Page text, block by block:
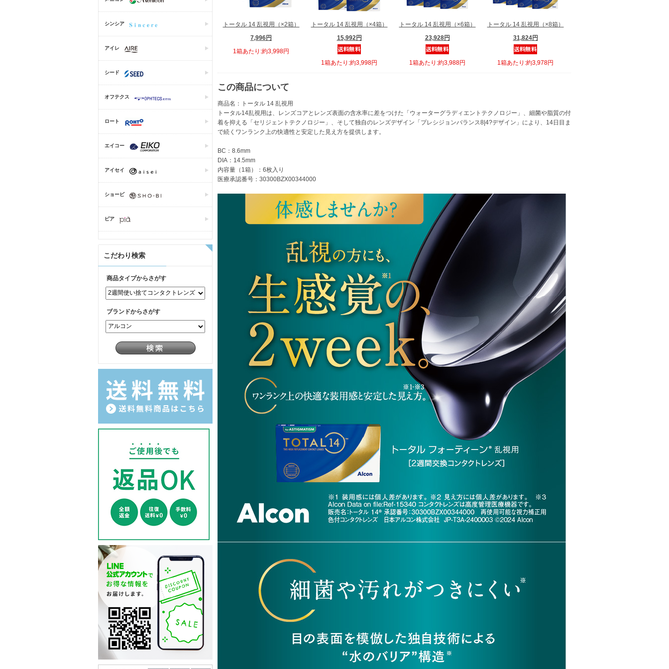
シンシア
アイレ
シード
オフテクス
ロート
エイコー
アイセイ
ショービ
ピア
こだわり検索
商品タイプからさがす
ブランドからさがす
トータル 14 乱視用（×2箱）
7,996円
1箱あたり:約3,998円
トータル 14 乱視用（×4箱）
15,992円
1箱あたり:約3,998円
トータル 14 乱視用（×6箱）
23,928円
1箱あたり:約3,988円
トータル 14 乱視用（×8箱）
31,824円
1箱あたり:約3,978円
この商品について
商品名：トータル 14 乱視用
トータル14乱視用は、レンズコアとレンズ表面の含水率に差をつけた「ウォーターグラディエントテクノロジー」、細菌や脂質の付
着を抑える「セリジェントテクノロジー」、そして独自のレンズデザイン「プレシジョンバランス8|4?デザイン」により、14日目ま
で続くワンランク上の快適性と安定した見え方を提供します。
BC：8.6mm
DIA：14.5mm
内容量（1箱）：6枚入り
医療承認番号：30300BZX00344000